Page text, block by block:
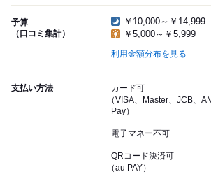
予算
（口コミ集計）
￥10,000～￥14,999
￥5,000～￥5,999
利用金額分布を見る
支払い方法
カード可
（VISA、Master、JCB、
Pay）
電子マネー不可
QRコード決済可
（au PAY）